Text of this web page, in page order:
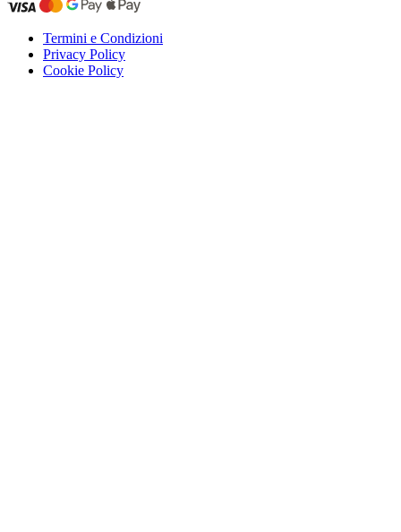
Termini e Condizioni
Privacy Policy
Cookie Policy